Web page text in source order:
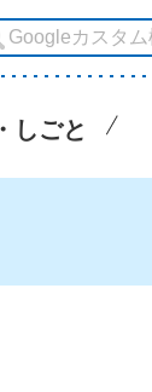
しごと